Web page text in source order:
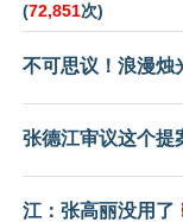
(72,851次)
不可思议！浪漫烛
张德江审议这个提
江：张高丽没用了